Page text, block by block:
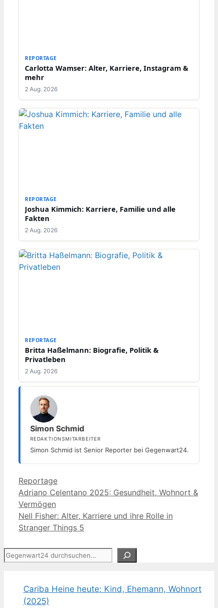
REPORTAGE
Carlotta Wamser: Alter, Karriere, Instagram &
mehr
2 Aug. 2026
REPORTAGE
Joshua Kimmich: Karriere, Familie und alle
Fakten
2 Aug. 2026
REPORTAGE
Britta Haßelmann: Biografie, Politik &
Privatleben
2 Aug. 2026
Simon Schmid
REDAKTIONSMITARBEITER
Simon Schmid ist Senior Reporter bei Gegenwart24.
Kategorien
Reportage
Adriano Celentano 2025: Gesundheit, Wohnort &
Vermögen
Nell Fisher: Alter, Karriere und ihre Rolle in
Stranger Things 5
Suchen
Cariba Heine heute: Kind, Ehemann, Wohnort
(2025)